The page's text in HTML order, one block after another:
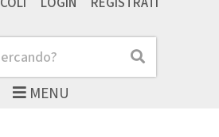
MENU
Cerca